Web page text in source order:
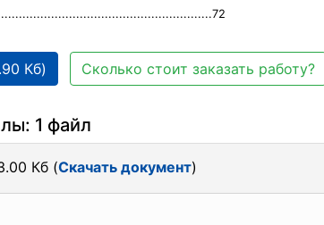
Кб) Сколько стоит заказать работу?
1 файл
Кб (Скачать документ)